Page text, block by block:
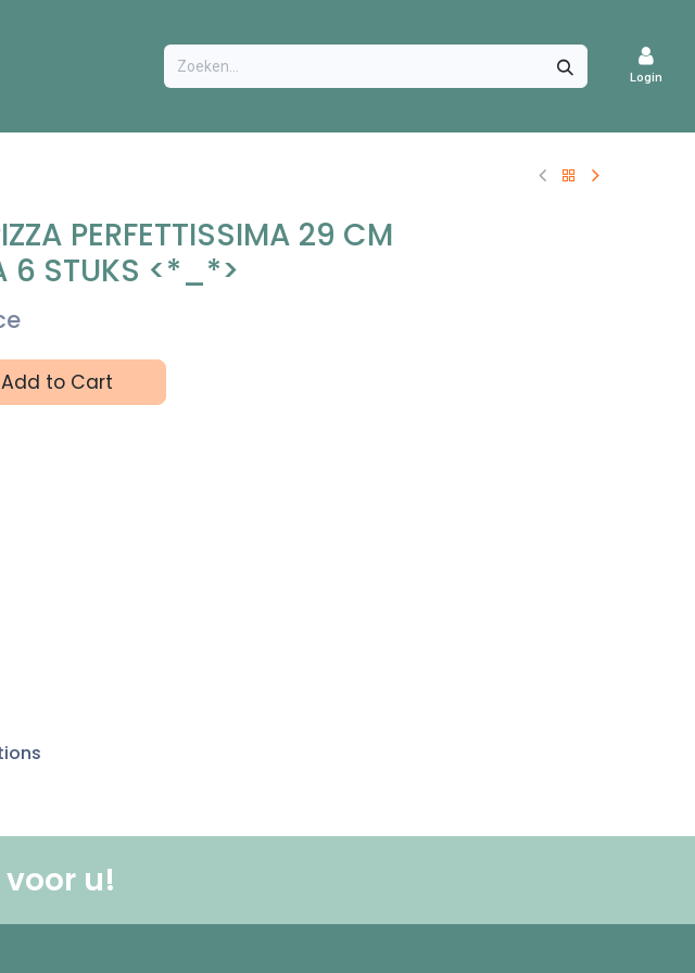
VACATURES
Login
PERFETTISSIMA 29 CM
6 STUKS <*_*>
Add to Cart
u!